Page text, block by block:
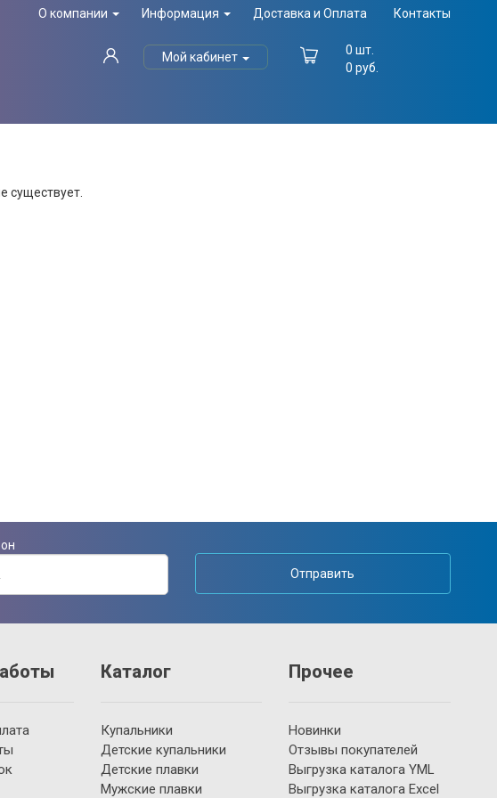
О компании Информация Доставка и Оплата Контакты
Мой кабинет
0 шт.
0 руб.
существует.
Отправить
Каталог
Купальники
Детские купальники
Детские плавки
Мужские плавки
Прочее
Новинки
Отзывы покупателей
Выгрузка каталога YML
Выгрузка каталога Excel